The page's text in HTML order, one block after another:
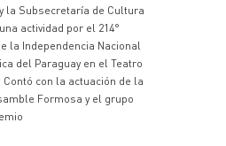
la Subsecretaría de Cultura
actividad por el 214°
la Independencia Nacional
del Paraguay en el Teatro
Contó con la actuación de la
Formosa y el grupo